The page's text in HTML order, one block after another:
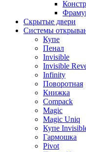
Скрытые двери
Системы
Купе
Пенал
Invisible
Invisible
Infinity
Поворотная
Книжка
Compack
Magic
Magic Uniq
Купе
Гармошка
Pivot